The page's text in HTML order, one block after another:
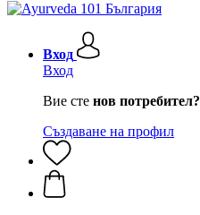
Вход
Вход
Вие сте нов потребител?
Създаване на профил